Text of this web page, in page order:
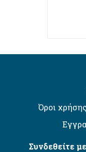
Όροι
Συνδεθείτε